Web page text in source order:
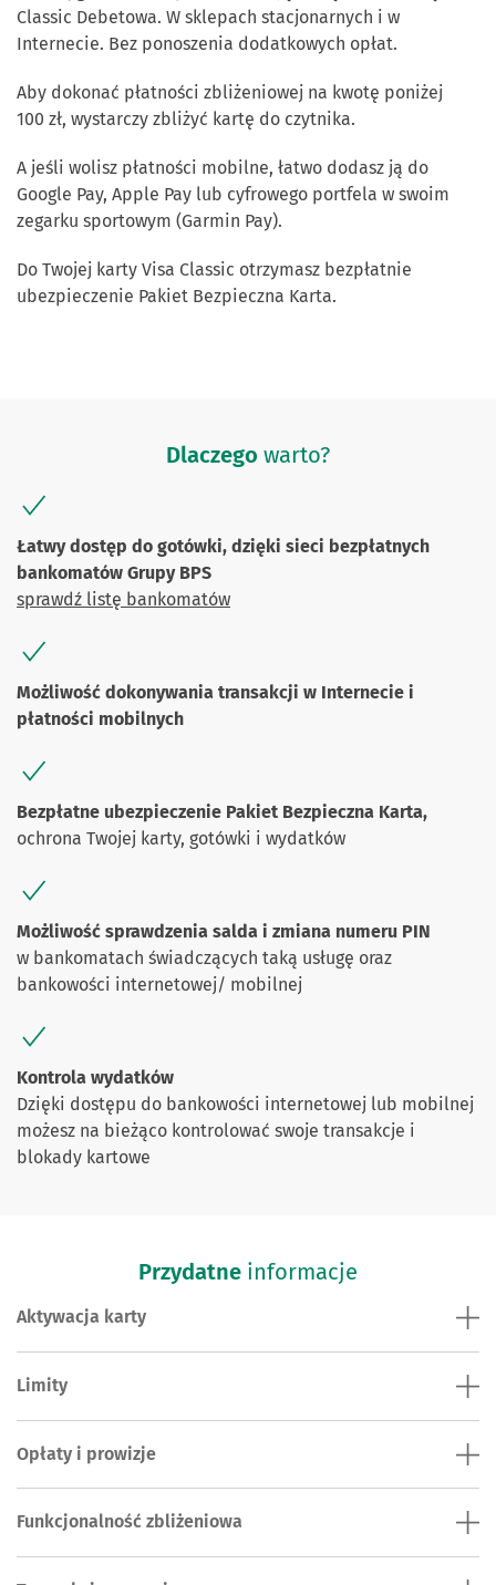
Classic Debetowa. W sklepach stacjonarnych i w
Internecie. Bez ponoszenia dodatkowych opłat.
Aby dokonać płatności zbliżeniowej na kwotę poniżej
100 zł, wystarczy zbliżyć kartę do czytnika.
A jeśli wolisz płatności mobilne, łatwo dodasz ją do
Google Pay, Apple Pay lub cyfrowego portfela w swoim
zegarku sportowym (Garmin Pay).
Do Twojej karty Visa Classic otrzymasz bezpłatnie
ubezpieczenie Pakiet Bezpieczna Karta.
Dlaczego warto?
Łatwy dostęp do gotówki, dzięki sieci bezpłatnych
bankomatów Grupy BPS
sprawdź listę bankomatów
Możliwość dokonywania transakcji w Internecie i
płatności mobilnych
Bezpłatne ubezpieczenie Pakiet Bezpieczna Karta,
ochrona Twojej karty, gotówki i wydatków
Możliwość sprawdzenia salda i zmiana numeru PIN
w bankomatach świadczących taką usługę oraz
bankowości internetowej/ mobilnej
Kontrola wydatków
Dzięki dostępu do bankowości internetowej lub mobilnej
możesz na bieżąco kontrolować swoje transakcje i
blokady kartowe
Przydatne informacje
Aktywacja karty
Limity
Opłaty i prowizje
Funkcjonalność zbliżeniowa